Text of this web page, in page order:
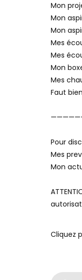
Mon
Mon
Mon
Mes
Mes
Mon
Mes
Faut
——————
Pour
Mes
Mon
Cliquez